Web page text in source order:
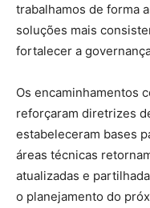
trabalhamos de forma
soluções mais
fortalecer a
Os encaminhamentos
reforçaram diretrizes
estabeleceram bases
áreas técnicas
atualizadas e
o planejamento do